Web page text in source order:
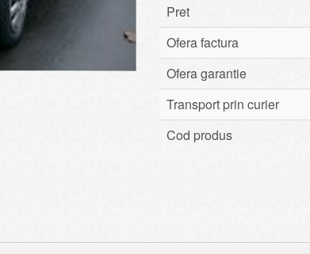
Pret
Ofera factura
Ofera garantie
Transport prin curier
Cod produs